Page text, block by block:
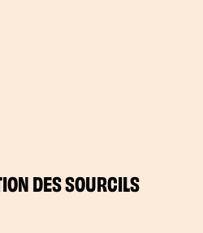
DES SOURCILS